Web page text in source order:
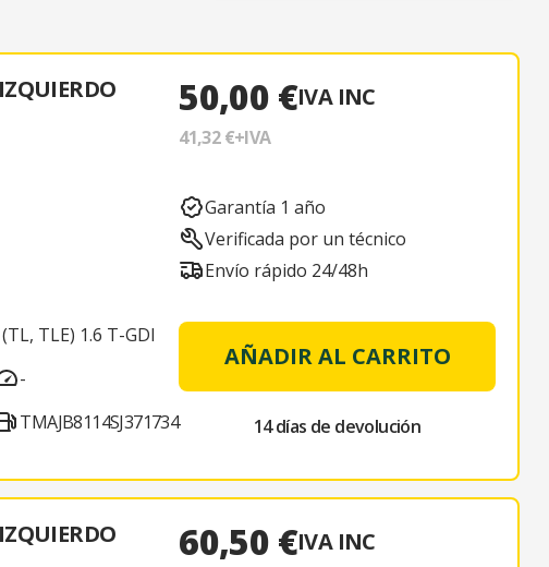
TLE) 1.6 T-GDI
-
TMAJB8114SJ371734
50,00 €IVA INC
41,32 €+IVA
Garantía 1 año
Verificada por un técnico
Envío rápido 24/48h
AÑADIR AL CARRITO
14 días de devolución
60,50 €IVA INC